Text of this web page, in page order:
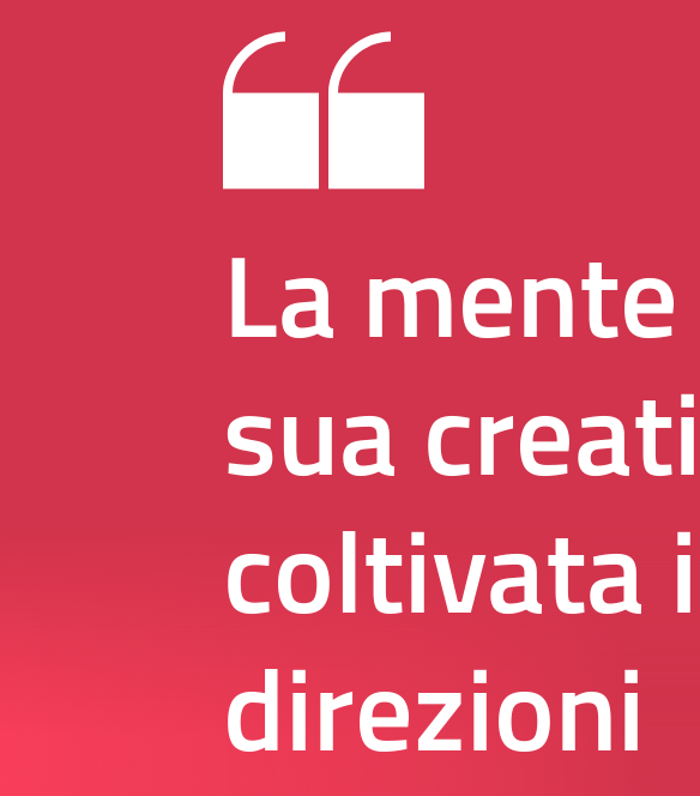
La
sua
coltivata
direzioni